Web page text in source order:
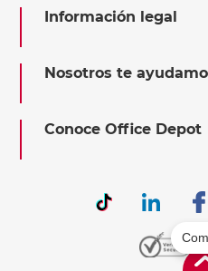
Información legal
Nosotros te
Conoce Office Depot